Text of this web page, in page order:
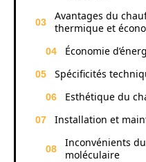
Avantages du
thermique et
Économie
Spécificités
Esthétique du
Installation et
Inconvénients
moléculaire